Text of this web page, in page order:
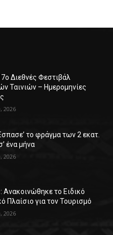
Διεθνές Φεστιβάλ
Ταινιών – Ημερομηνίες
2026
το φράγμα των 2 εκατ.
ένα μήνα
2026
Ανακοινώθηκε το Ειδικό
Πλαίσιο για τον Τουρισμό
2026